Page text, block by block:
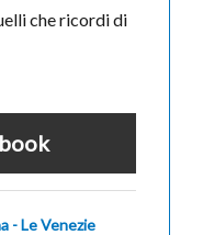
che ricordi di
- Le Venezie